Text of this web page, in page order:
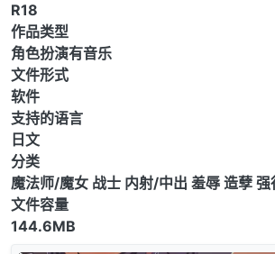
R18
作品类型
角色扮演有音乐
文件形式
软件
支持的语言
日文
分类
魔法师/魔女 战士 内射/中出 羞辱 造孽
文件容量
144.6MB